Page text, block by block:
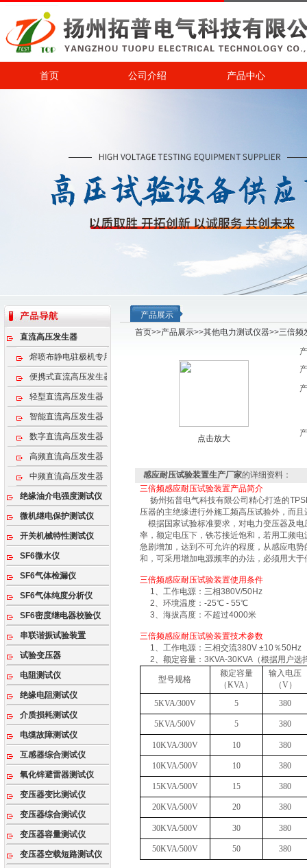
首页 公司介绍 产品中心
直流高压发生器
熔喷布静电驻极机专用高压电源
便携式直流高压发生器
轻型直流高压发生器
智能直流高压发生器
数字直流高压发生器
高频直流高压发生器
中频直流高压发生器
绝缘油介电强度测试仪
微机继电保护测试仪
开关机械特性测试仪
SF6微水仪
SF6气体检漏仪
SF6气体纯度分析仪
SF6密度继电器校验仪
串联谐振试验装置
试验变压器
电阻测试仪
绝缘电阻测试仪
介质损耗测试仪
电缆故障测试仪
互感器综合测试仪
氧化锌避雷器测试仪
变压器变比测试仪
变压器综合测试仪
变压器容量测试仪
变压器空载短路测试仪
产品展示
首页>>产品展示>>其他电力测试仪器>>三倍频
点击放大
感应耐压试验装置生产厂家的详细资料：
三倍频感应耐压试验装置产品简介
扬州拓普电气科技有限公司精心打造的
压器的主绝缘进行外施工频高压试验外，而
根据国家试验标准要求，对电力变压器及
率，额定电压下，铁芯接近饱和，若用工频
急剧增加，达到不可允许的程度，从感应电
和，可采用增加电源频率的办法，必须用大
三倍频感应耐压试验装置使用条件
1、工作电源：三相380V/50Hz
2、环境温度：-25℃ - 55℃
3、海拔高度：不超过4000米
三倍频感应耐压试验装置技术参数
1、工作电源：三相交流380V ±10％50Hz
2、额定容量：3KVA-30KVA（根据用户选
型号规格
额定容量
（KVA）
输入电压
（V）
5KVA/300V
5 380
5KVA/500V 5 380
10KVA/300V 10 380
10KVA/500V 10 380
15KVA/500V 15 380
20KVA/500V 20 380
30KVA/500V 30 380
50KVA/500V 50 380